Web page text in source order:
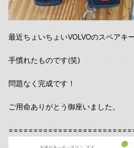
最近ちょいちょいVOLVOのスペアキ
手慣れたものです(笑)
問題なく完成です！
ご用命ありがとう御座いました。